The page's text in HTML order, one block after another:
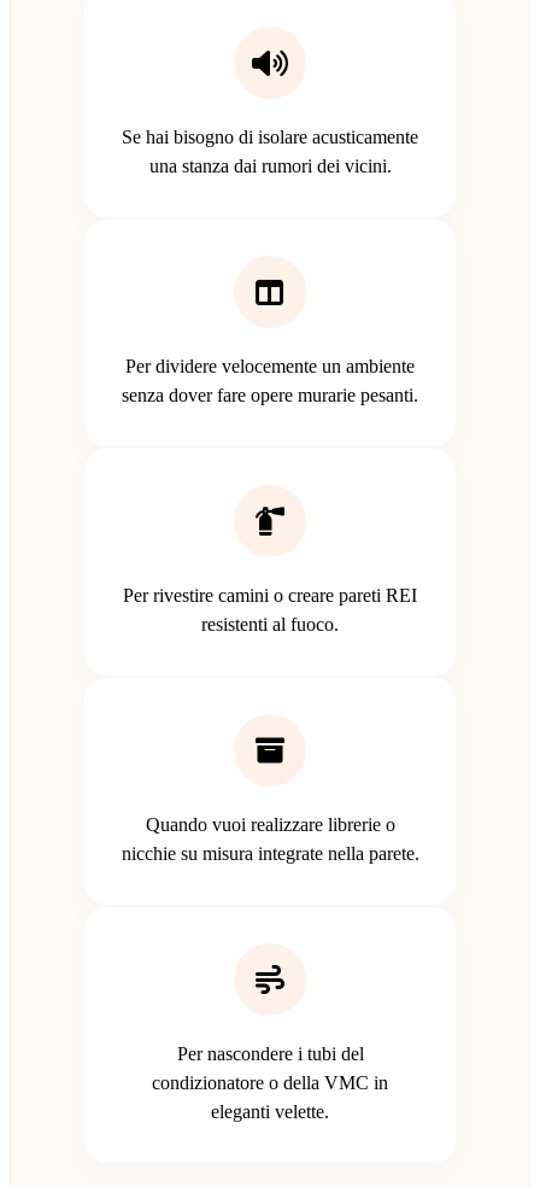
Se hai bisogno di isolare acusticamente
una stanza dai rumori dei vicini.
Per dividere velocemente un ambiente
senza dover fare opere murarie pesanti.
Per rivestire camini o creare pareti REI
resistenti al fuoco.
Quando vuoi realizzare librerie o
nicchie su misura integrate nella parete.
Per nascondere i tubi del
condizionatore o della VMC in
eleganti velette.